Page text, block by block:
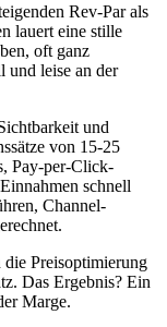
Rev-Par als
lauert eine stille
oft ganz
und leise an der
und
von 15-25
Pay-per-Click-
schnell
Channel-
Preisoptimierung
Das Ergebnis? Ein
Marge.